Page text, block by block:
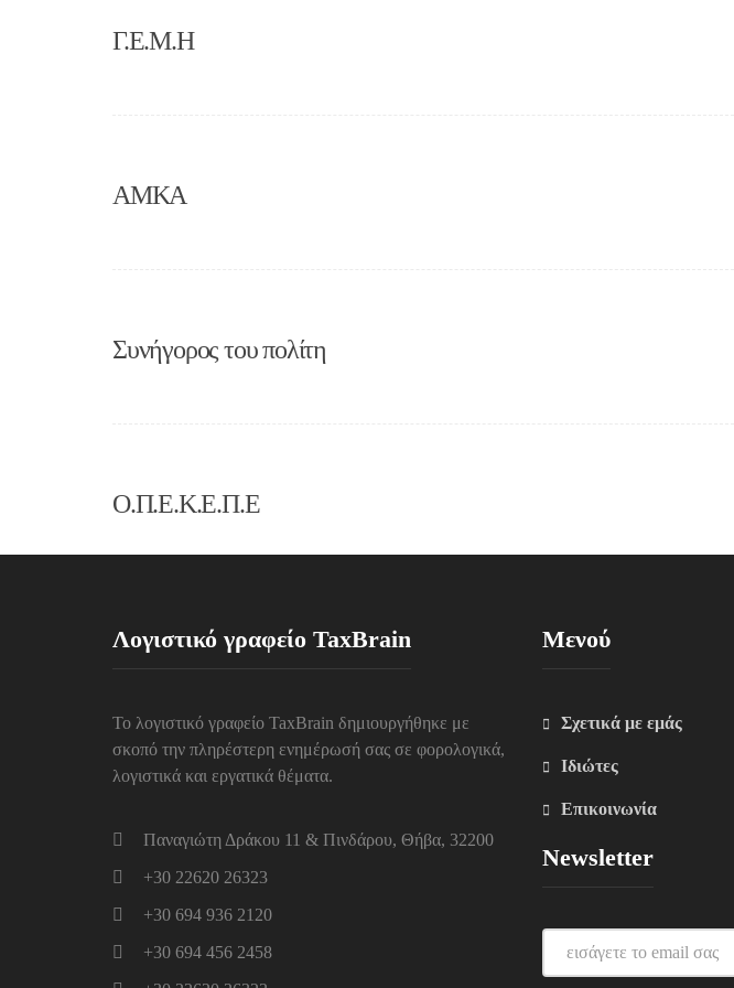
Γ.Ε.Μ.Η
ΑΜΚΑ
Συνήγορος του πολίτη
Ο.Π.Ε.Κ.Ε.Π.Ε
Λογιστικό γραφείο TaxBrain
Το λογιστικό γραφείο TaxBrain δημιουργήθηκε με
σκοπό την πληρέστερη ενημέρωσή σας σε φορολογικά,
λογιστικά και εργατικά θέματα.
Παναγιώτη Δράκου 11 & Πινδάρου, Θήβα, 32200
+30 22620 26323
+30 694 936 2120
+30 694 456 2458
Μενού
Σχετικά με εμάς
Ιδιώτες
Επικοινωνία
Newsletter